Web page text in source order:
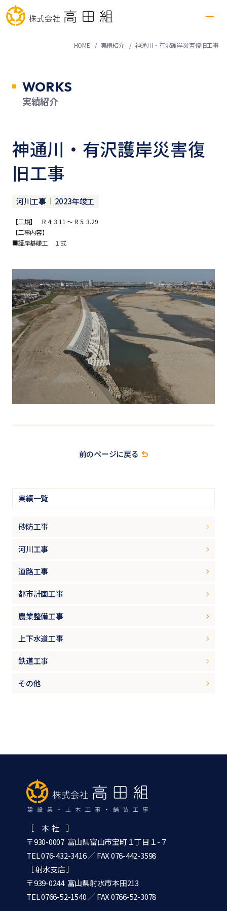
HOME 実績紹介 神通川・有沢護岸災害復旧工事
WORKS
実績紹介
実績一覧
砂防工事
河川工事
道路工事
都市計画工事
農業整備工事
上下水道工事
鉄道工事
その他
神通川・有沢護岸災害復
旧工事
河川工事 2023年竣工
【工期】 R 4. 3.11 ～ R 5. 3.29
【工事内容】
■護岸基礎工 １式
前のページに戻る
［ 本 社 ］
〒930-0007 富山県富山市宝町１丁目１-７
TEL 076-432-3416／ FAX 076-442-3598
［ 射水支店 ］
〒939-0244 富山県射水市本田213
TEL 0766-52-1540／ FAX 0766-52-3078